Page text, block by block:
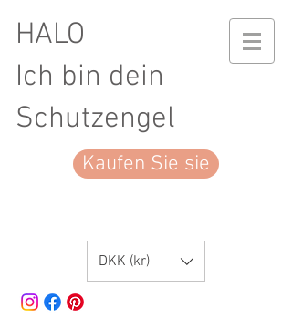
HALO
Ich bin dein
Schutzengel
Kaufen Sie sie
DKK (kr)